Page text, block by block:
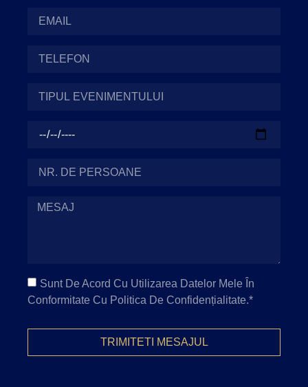
Sunt De Acord Cu Utilizarea Datelor Mele În
Conformitate Cu Politica De Confidențialitate.*
TRIMITETI MESAJUL